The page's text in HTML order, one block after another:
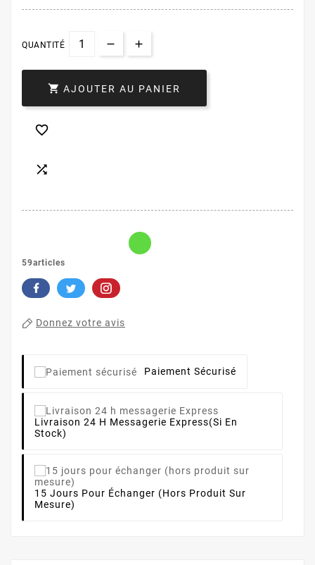
QUANTITÉ
 AJOUTER AU PANIER


59articles
Donnez votre avis
Paiement Sécurisé
Livraison 24 H Messagerie Express(si En
Stock)
15 Jours Pour Échanger (hors Produit Sur
Mesure)